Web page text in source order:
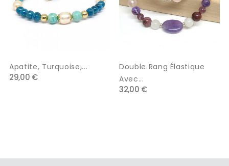
Apatite, Turquoise,...
29,00 €
Double Rang Élastique
Avec...
32,00 €